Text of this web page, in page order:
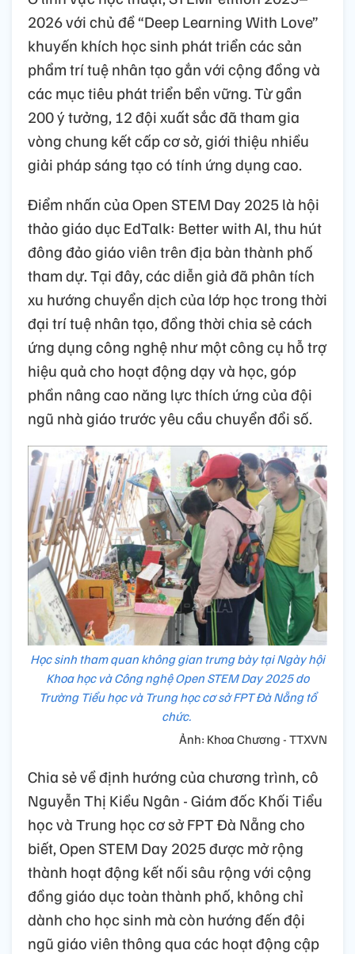
2026 với chủ đề “Deep Learning With Love”
khuyến khích học sinh phát triển các sản
phẩm trí tuệ nhân tạo gắn với cộng đồng và
các mục tiêu phát triển bền vững. Từ gần
200 ý tưởng, 12 đội xuất sắc đã tham gia
vòng chung kết cấp cơ sở, giới thiệu nhiều
giải pháp sáng tạo có tính ứng dụng cao.
Điểm nhấn của Open STEM Day 2025 là hội
thảo giáo dục EdTalk: Better with AI, thu hút
đông đảo giáo viên trên địa bàn thành phố
tham dự. Tại đây, các diễn giả đã phân tích
xu hướng chuyển dịch của lớp học trong thời
đại trí tuệ nhân tạo, đồng thời chia sẻ cách
ứng dụng công nghệ như một công cụ hỗ trợ
hiệu quả cho hoạt động dạy và học, góp
phần nâng cao năng lực thích ứng của đội
ngũ nhà giáo trước yêu cầu chuyển đổi số.
Học sinh tham quan không gian trưng bày tại Ngày hội
Khoa học và Công nghệ Open STEM Day 2025 do
Trường Tiểu học và Trung học cơ sở FPT Đà Nẵng tổ
chức.
Ảnh: Khoa Chương - TTXVN
Chia sẻ về định hướng của chương trình, cô
Nguyễn Thị Kiều Ngân - Giám đốc Khối Tiểu
học và Trung học cơ sở FPT Đà Nẵng cho
biết, Open STEM Day 2025 được mở rộng
thành hoạt động kết nối sâu rộng với cộng
đồng giáo dục toàn thành phố, không chỉ
dành cho học sinh mà còn hướng đến đội
ngũ giáo viên thông qua các hoạt động cập